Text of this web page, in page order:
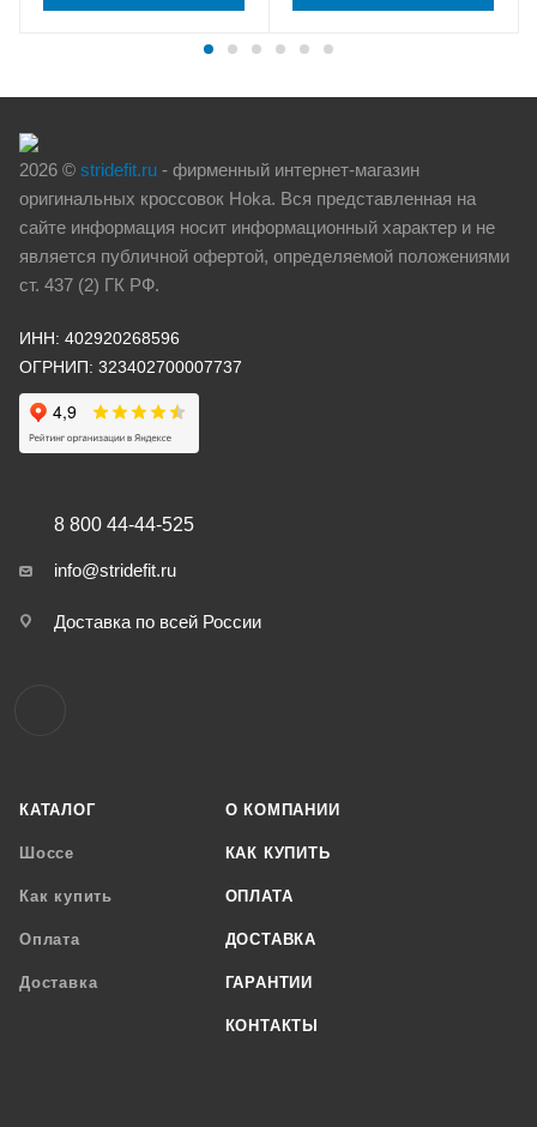
2026 © stridefit.ru - фирменный интернет-магазин
оригинальных кроссовок Hoka. Вся представленная на
сайте информация носит информационный характер и не
является публичной офертой, определяемой положениями
ст. 437 (2) ГК РФ.
ИНН: 402920268596
ОГРНИП: 323402700007737
КАТАЛОГ
Шоссе
Как купить
Оплата
Доставка
О КОМПАНИИ
КАК КУПИТЬ
ОПЛАТА
ДОСТАВКА
ГАРАНТИИ
КОНТАКТЫ
8 800 44-44-525
info@stridefit.ru
Доставка по всей России